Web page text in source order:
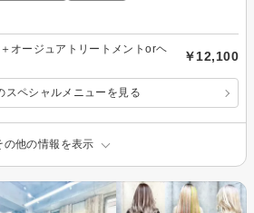
オージュアトリートメントorヘ
￥12,100
スペシャルメニューを見る
の他の情報を表示